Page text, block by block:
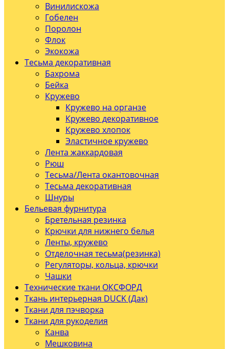
Винилискожа
Гобелен
Поролон
Флок
Экокожа
Тесьма декоративная
Бахрома
Бейка
Кружево
Кружево на органзе
Кружево декоративное
Кружево хлопок
Эластичное кружево
Лента жаккардовая
Рюш
Тесьма/Лента окантовочная
Тесьма декоративная
Шнуры
Бельевая фурнитура
Бретельная резинка
Крючки для нижнего белья
Ленты, кружево
Отделочная тесьма(резинка)
Регуляторы, кольца, крючки
Чашки
Технические ткани ОКСФОРД
Ткань интерьерная DUCK (Дак)
Ткани для пэчворка
Ткани для рукоделия
Канва
Мешковина